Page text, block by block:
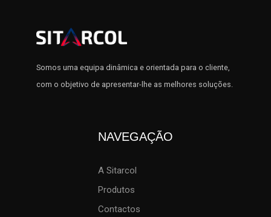
Somos uma equipa dinâmica e orientada para o cliente,
com o objetivo de apresentar-lhe as melhores soluções.
NAVEGAÇÃO
A Sitarcol
Produtos
Contactos